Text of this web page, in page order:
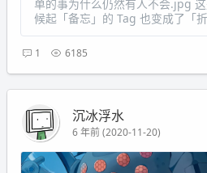
单的事为什么仍然有人不会.jpg
候起「备忘」的 Tag 也变成了「
1 6185
沉冰浮水
6 年前 (2020-11-20)